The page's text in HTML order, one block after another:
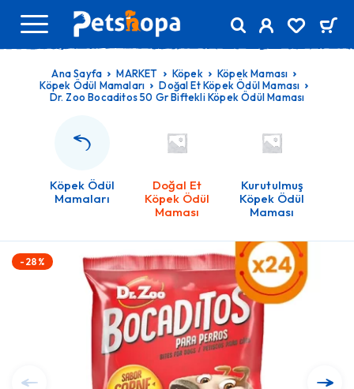
Ana Sayfa MARKET Köpek
Köpek Maması
Köpek Ödül Mamaları
Doğal Et Köpek Ödül Maması
Dr. Zoo Bocaditos 50 Gr Biftekli Köpek Ödül Maması
Köpek Ödül
Mamaları
Doğal Et
Köpek Ödül
Maması
Kurutulmuş
Köpek Ödül
Maması
-28%